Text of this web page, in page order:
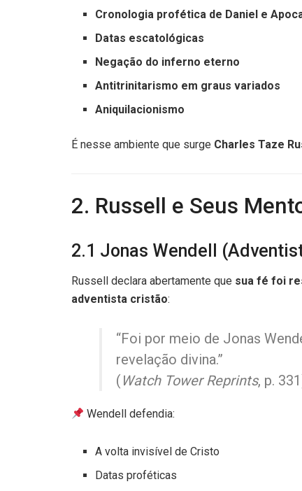
Cronologia profética de Daniel e
Datas escatológicas
Negação do inferno eterno
Antitrinitarismo em graus variados
Aniquilacionismo
É nesse ambiente que surge Charles Taze
2. Russell e Seus
2.1 Jonas Wendell
Russell declara abertamente que sua fé foi
adventista cristão:
“Foi por meio de Jonas
revelação divina.”
( Watch Tower Reprints, p.
Wendell defendia:
A volta invisível de Cristo
Datas proféticas